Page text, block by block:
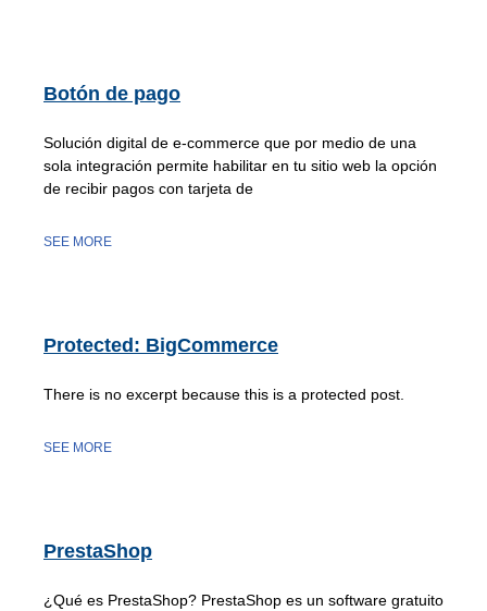
Botón de pago
Solución digital de e-commerce que por medio de una
sola integración permite habilitar en tu sitio web la opción
de recibir pagos con tarjeta de
SEE MORE
Protected: BigCommerce
There is no excerpt because this is a protected post.
SEE MORE
PrestaShop
¿Qué es PrestaShop? PrestaShop es un software gratuito